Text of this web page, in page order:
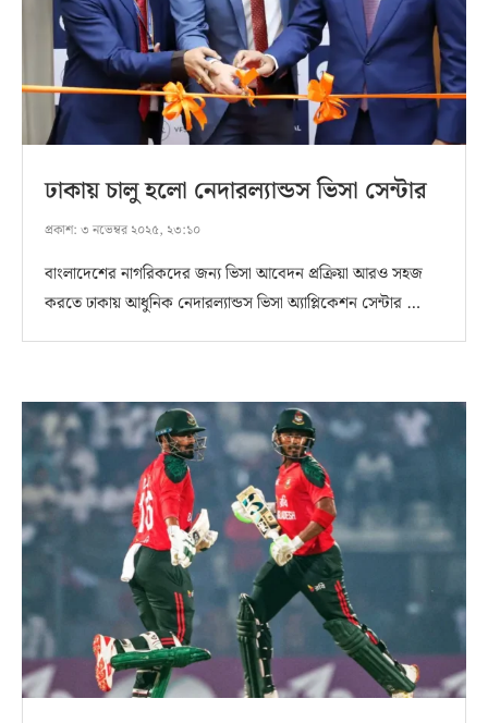
ঢাকায় চালু হলো নেদারল্যান্ডস ভিসা সেন্টার
প্রকাশ: ৩ নভেম্বর ২০২৫, ২৩:১০
বাংলাদেশের নাগরিকদের জন্য ভিসা আবেদন প্রক্রিয়া আরও সহজ
করতে ঢাকায় আধুনিক নেদারল্যান্ডস ভিসা অ্যাপ্লিকেশন সেন্টার …